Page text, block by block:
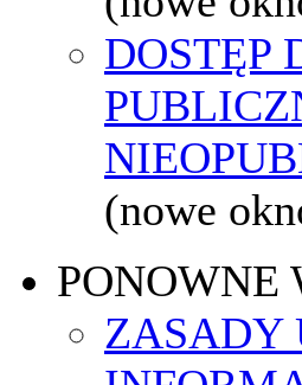
DOSTĘP
(nowe
PONOWNE
ZASADY